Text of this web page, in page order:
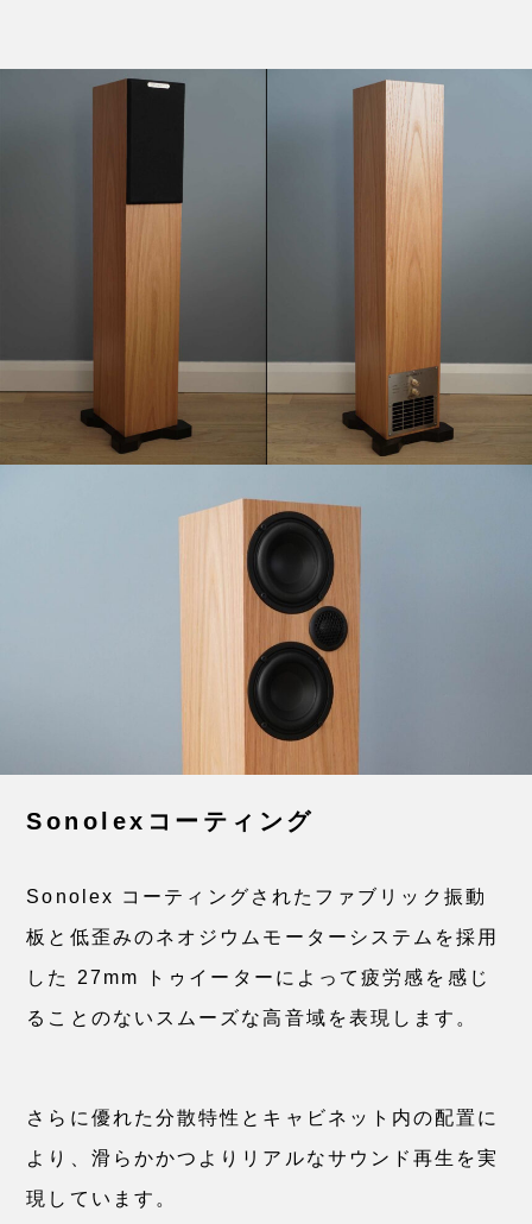
Sonolexコーティング
Sonolex コーティングされたファブリック振動
板と低歪みのネオジウムモーターシステムを採用
した 27mm トゥイーターによって疲労感を感じ
ることのないスムーズな高音域を表現します。
さらに優れた分散特性とキャビネット内の配置に
より、滑らかかつよりリアルなサウンド再生を実
現しています。